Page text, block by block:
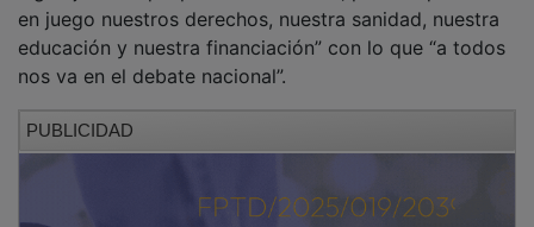
en juego nuestros derechos, nuestra sanidad, nuestra
educación y nuestra financiación” con lo que “a todos
nos va en el debate nacional”.
PUBLICIDAD